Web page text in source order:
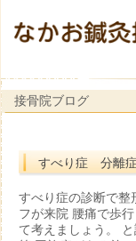
接骨院ブログ
すべり症 分離
すべり症の診断で整
フが来院 腰痛で歩
て考えましょう。